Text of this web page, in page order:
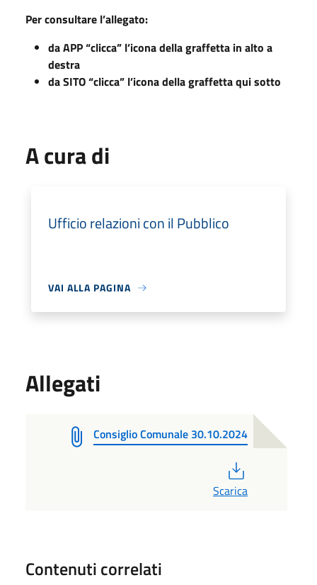
Per consultare l’allegato:
da APP “clicca” l’icona della graffetta in alto a
destra
da SITO “clicca” l’icona della graffetta qui sotto
A cura di
Ufficio relazioni con il Pubblico
VAI ALLA PAGINA
Allegati
Consiglio Comunale 30.10.2024
Scarica
Contenuti correlati